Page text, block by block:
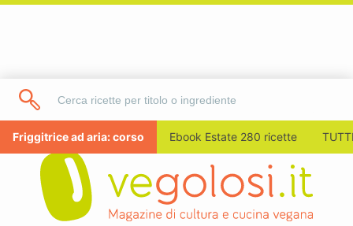
Friggitrice ad aria: corso Ebook Estate 280 ricette